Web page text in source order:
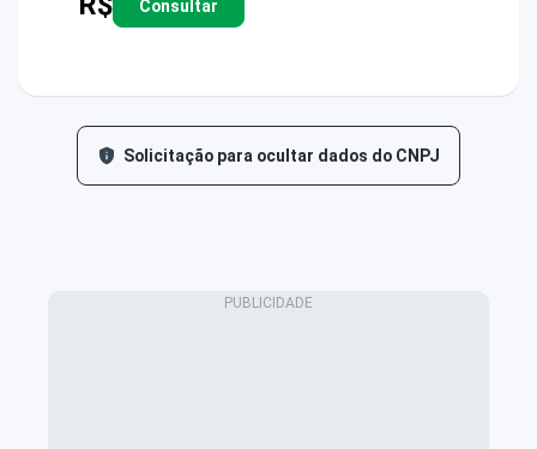
Consultar
Solicitação para ocultar dados do CNPJ